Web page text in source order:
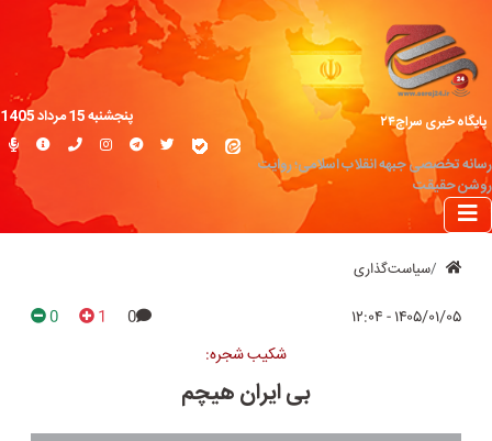
پایگاه خبری سراج۲۴
رسانه تخصصی جبهه انقلاب اسلامی؛ روایت
روشن حقیقت
پنجشنبه 15 مرداد 1405
سیاست‌گذاری
۱۴۰۵/۰۱/۰۵ - ۱۲:۰۴ 0
1
0
شکیب شجره:
بی ایران هیچم